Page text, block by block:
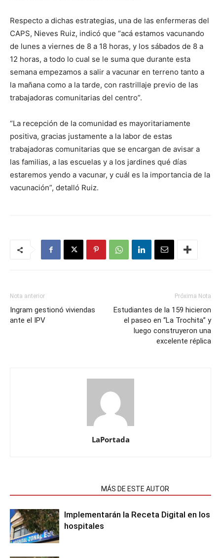
Respecto a dichas estrategias, una de las enfermeras del
CAPS, Nieves Ruiz, indicó que “acá estamos vacunando
de lunes a viernes de 8 a 18 horas, y los sábados de 8 a
12 horas, a todo lo cual se le suma que durante esta
semana empezamos a salir a vacunar en terreno tanto a
la mañana como a la tarde, con rastrillaje previo de las
trabajadoras comunitarias del centro”.
“La recepción de la comunidad es mayoritariamente
positiva, gracias justamente a la labor de estas
trabajadoras comunitarias que se encargan de avisar a
las familias, a las escuelas y a los jardines qué días
estaremos yendo a vacunar, y cuál es la importancia de la
vacunación”, detalló Ruiz.
Nota anterior
Ingram gestionó viviendas
ante el IPV
Próxima Nota
Estudiantes de la 159 hicieron
el paseo en “La Trochita” y
luego construyeron una
excelente réplica
LaPortada
MÁS DE ESTE AUTOR
Implementarán la Receta Digital en los
hospitales